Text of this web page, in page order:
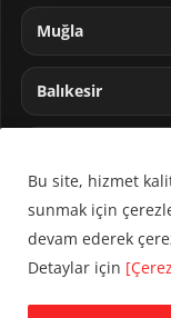
Muğla
Balıkesir
© 2024 CUMHA
Bu site, hizmet
sunmak için
devam ederek
Detaylar için